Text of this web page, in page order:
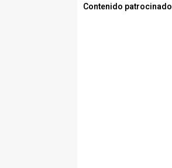
Contenido patrocinado